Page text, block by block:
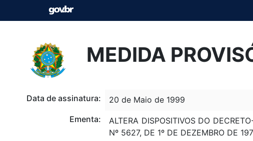
MEDIDA
Data de assinatura:
20 de Maio de 1999
Ementa:
ALTERA DISPOSITIVOS DO
Nº 5627, DE 1º DE DEZEMBRO DE